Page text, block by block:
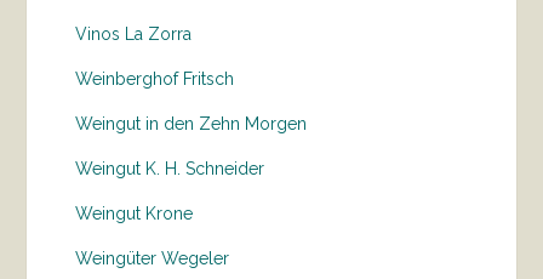
Vinos La Zorra
Weinberghof Fritsch
Weingut in den Zehn Morgen
Weingut K. H. Schneider
Weingut Krone
Weingüter Wegeler